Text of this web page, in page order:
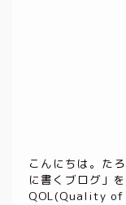
こんにちは。た
に書くブログ」
QOL(Quality of